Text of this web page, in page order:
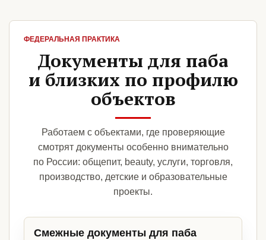
ФЕДЕРАЛЬНАЯ ПРАКТИКА
Документы для паба
и близких по профилю
объектов
Работаем с объектами, где проверяющие
смотрят документы особенно внимательно
по России: общепит, beauty, услуги, торговля,
производство, детские и образовательные
проекты.
Смежные документы для паба